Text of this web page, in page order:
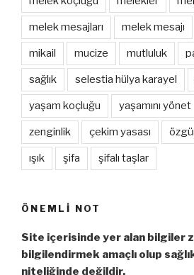
melek mesajları melek mesajı
mikail mucize mutluluk
sağlık selestia hülya karayel
yaşam koçluğu yaşamını yönet
zenginlik çekim yasası
ışık şifa şifalı taşlar
ÖNEMLI NOT
Site içerisinde yer alan bilgiler
bilgilendirmek amaçlı olup
niteliğinde değildir.